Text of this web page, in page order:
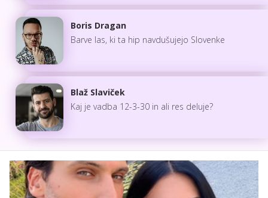
Boris Dragan
Barve las, ki ta hip navdušujejo Slovenke
Blaž Slaviček
Kaj je vadba 12-3-30 in ali res deluje?